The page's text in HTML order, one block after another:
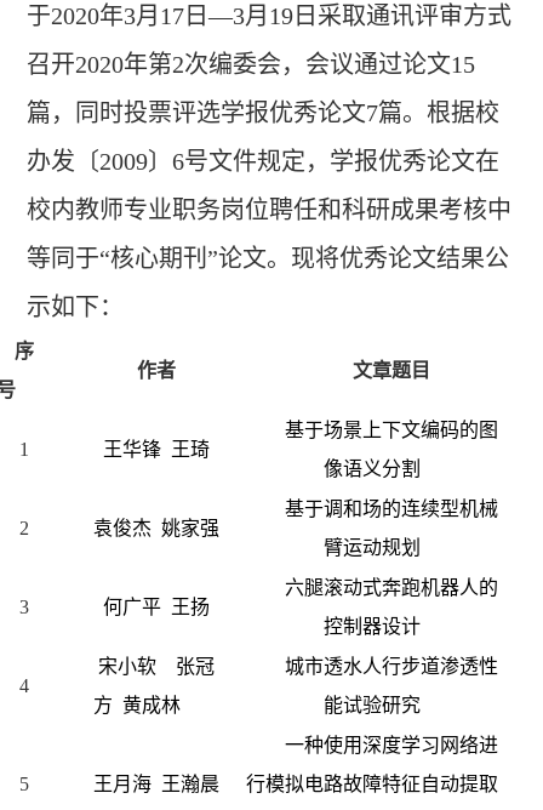
于2020年3月17日—3月19日采取通讯评审方式
召开2020年第2次编委会，会议通过论文15
篇，同时投票评选学报优秀论文7篇。根据校
办发〔2009〕6号文件规定，学报优秀论文在
校内教师专业职务岗位聘任和科研成果考核中
等同于“核心期刊”论文。现将优秀论文结果公
示如下：
序
作者 文章题目
1 王华锋 王琦
基于场景上下文编码的图
像语义分割
2 袁俊杰 姚家强
基于调和场的连续型机械
臂运动规划
3 何广平 王扬
六腿滚动式奔跑机器人的
控制器设计
4
宋小软 张冠
方 黄成林
城市透水人行步道渗透性
能试验研究
5 王月海 王瀚晨
一种使用深度学习网络进
行模拟电路故障特征自动提取